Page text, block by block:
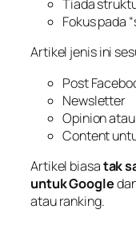
Tiada
Fokus pada
Artikel jenis ini
Post
Newsletter
Opinion
Content
Artikel biasatak
untuk Google
atau ranking.